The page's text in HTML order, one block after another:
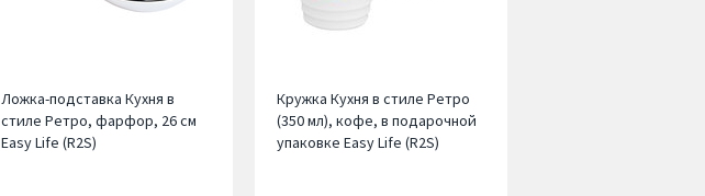
Ложка-подставка Кухня в
стиле Ретро, фарфор, 26 см
Easy Life (R2S)
Кружка Кухня в стиле Ретро
(350 мл), кофе, в подарочной
упаковке Easy Life (R2S)